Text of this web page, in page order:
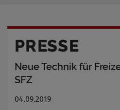
PRESSE
Neue Technik für
SFZ
04.09.2019